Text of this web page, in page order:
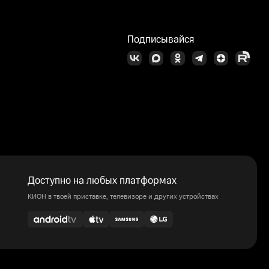
Подписывайся
Доступно на любых платформах
КИОН в твоей приставке, телевизоре и других устройствах